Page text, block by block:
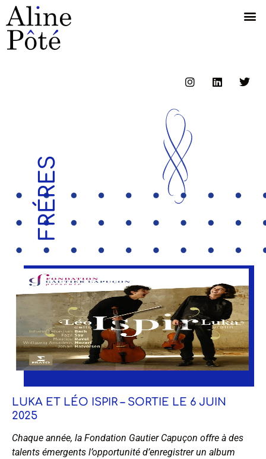
FRÉRES
LUKA ET LÉO ISPIR – SORTIE LE 6 JUIN
2025
Chaque année, la Fondation Gautier Capuçon offre à des
talents émergents l’opportunité d’enregistrer un album